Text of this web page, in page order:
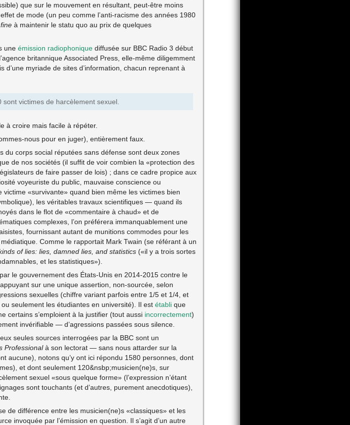
que sur le mouvement en résultant, peut-être moins
de mode (un peu comme l’anti-racisme des années 1980
à maintenir le statu quo au prix de quelques
une émission radiophoniquediffusée sur BBC Radio 3 début
britannique Associated Press, elle-même diligemment
d’une myriade de sites d’information, chacun reprenant à
victimes de harcèlement sexuel.
à croire mais facile à répéter.
nous pour en juger), entièrement faux.
du corps social réputées sans défense sont deux zones
de nos sociétés (il suffit de voir combien la «protection des
de faire passer de lois) ; dans ce cadre propice aux
voyeuriste du public, mauvaise conscience ou
«survivante» quand bien même les victimes bien
les véritables travaux scientifiques — quand ils
dans le flot de «commentaire à chaud» et de
complexes, l’on préférera immanquablement une
fournissant autant de munitions commodes pour les
Comme le rapportait Mark Twain (se référant à un
of lies: lies, damned lies, and statistics(«il y a trois sortes
et les statistiques»).
le gouvernement des États-Unis en 2014-2015 contre le
sur une unique assertion, non-sourcée, selon
sexuelles (chiffre variant parfois entre 1/5 et 1/4, et
seulement les étudiantes en université). Il est établique
certains s’emploient à la justifier (tout aussi incorrectement)
invérifiable — d’agressions passées sous silence.
seules sources interrogées par la BBC sont un
Professionalà son lectorat — sans nous attarder sur la
aucune), notons qu’y ont ici répondu 1580 personnes, dont
et dont seulement 120&nsbp;musicien(ne)s, sur
sexuel «sous quelque forme» (l’expression n’étant
sont touchants (et d’autres, purement anecdotiques),
de différence entre les musicien(ne)s «classiques» et les
invoquée par l’émission en question. Il s’agit d’un autre